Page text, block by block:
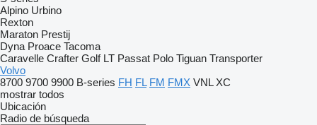
Alpino Urbino
Rexton
Maraton Prestij
Dyna Proace Tacoma
Caravelle Crafter Golf LT Passat Polo Tiguan Transporter
Volvo
8700 9700 9900 B-series FH FL FM FMX VNL XC
mostrar todos
Ubicación
Radio de búsqueda